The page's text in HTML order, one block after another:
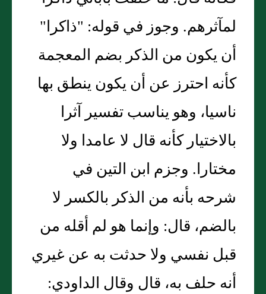
لمآثرهم. وجوز في قوله: "ذاكرا"
أن يكون من الذكر بضم المعجمة
كأنه احترز عن أن يكون ينطق بها
ناسيا، وهو يناسب تفسير آثرا
بالاختيار كأنه قال لا عامدا ولا
مختارا. وجزم ابن التين في
شرحه بأنه من الذكر بالكسر لا
بالضم، قال: وإنما هو لم أقله من
قبل نفسي ولا حدثت به عن غيري
أنه حلف به، قال وقال الداودي: